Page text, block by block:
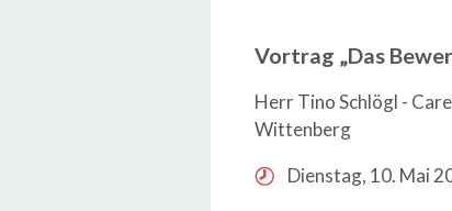
Vortrag „Das
Herr Tino Schlögl -
Wittenberg
Dienstag, 10. Mai